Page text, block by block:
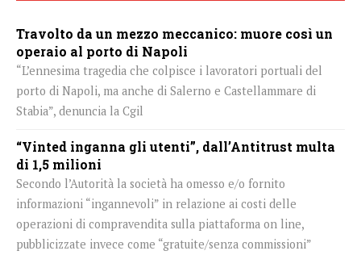
Travolto da un mezzo meccanico: muore così un
operaio al porto di Napoli
“L’ennesima tragedia che colpisce i lavoratori portuali del
porto di Napoli, ma anche di Salerno e Castellammare di
Stabia”, denuncia la Cgil
“Vinted inganna gli utenti”, dall’Antitrust multa
di 1,5 milioni
Secondo l’Autorità la società ha omesso e/o fornito
informazioni “ingannevoli” in relazione ai costi delle
operazioni di compravendita sulla piattaforma on line,
pubblicizzate invece come “gratuite/senza commissioni”